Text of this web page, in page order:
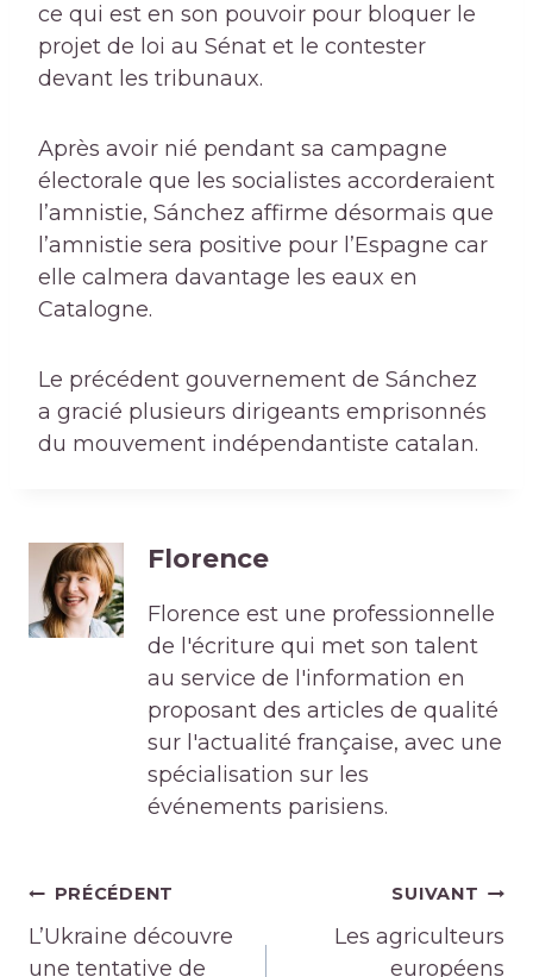
ce qui est en son pouvoir pour bloquer le
projet de loi au Sénat et le contester
devant les tribunaux.
Après avoir nié pendant sa campagne
électorale que les socialistes accorderaient
l’amnistie, Sánchez affirme désormais que
l’amnistie sera positive pour l’Espagne car
elle calmera davantage les eaux en
Catalogne.
Le précédent gouvernement de Sánchez
a gracié plusieurs dirigeants emprisonnés
du mouvement indépendantiste catalan.
Florence
Florence est une professionnelle
de l'écriture qui met son talent
au service de l'information en
proposant des articles de qualité
sur l'actualité française, avec une
spécialisation sur les
événements parisiens.
Navigation
de
PRÉCÉDENT
L’Ukraine découvre
une tentative de
SUIVANT
Les agriculteurs
européens